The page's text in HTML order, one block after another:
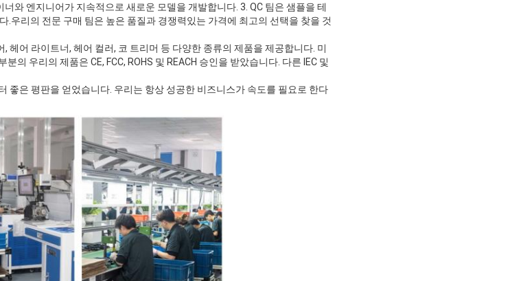
와 엔지니어가 지속적으로 새로운 모델을 개발합니다. 3. QC 팀은 샘플을 테
.우리의 전문 구매 팀은 높은 품질과 경쟁력있는 가격에 최고의 선택을 찾을 것
헤어 라이트너, 헤어 컬러, 코 트리머 등 다양한 종류의 제품을 제공합니다. 미
의 우리의 제품은 CE, FCC, ROHS 및 REACH 승인을 받았습니다. 다른 IEC 및
좋은 평판을 얻었습니다. 우리는 항상 성공한 비즈니스가 속도를 필요로 한다